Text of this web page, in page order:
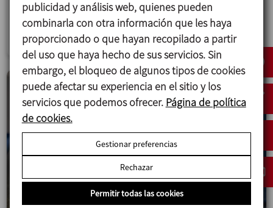
Mezcla
publicidad y análisis web, quienes pueden
combinarla con otra información que les haya
proporcionado o que hayan recopilado a partir
del uso que haya hecho de sus servicios. Sin
embargo, el bloqueo de algunos tipos de cookies
puede afectar su experiencia en el sitio y los
servicios que podemos ofrecer. Página de política
de cookies.
Gestionar preferencias
Rechazar
Permitir todas las cookies